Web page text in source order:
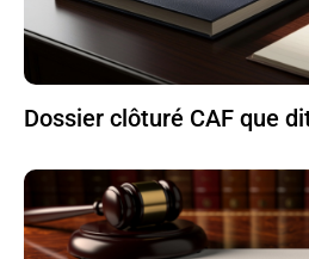
Dossier clôturé CAF que